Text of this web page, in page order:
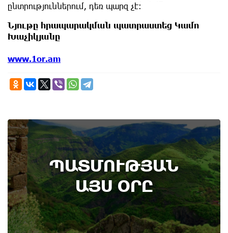
ընտրություններում, դեռ պարզ չէ։
Նյութը հրապարակման պատրաստեց Կամո
Խաչիկյանը
www.1or.am
ՊԱՏՄՈՒԹՅԱՆ
ԱՅՍ ՕՐԸ
8th of August
Административный суд удовлетворил иск ААЦ
по делу монастыря Ованаванк